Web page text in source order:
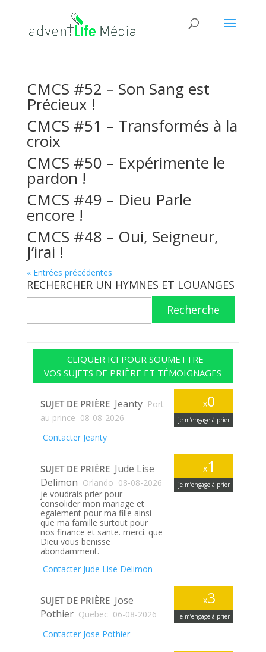
CMCS #52 – Son Sang est
Précieux !
CMCS #51 – Transformés à la
croix
CMCS #50 – Expérimente le
pardon !
CMCS #49 – Dieu Parle
encore !
CMCS #48 – Oui, Seigneur,
J’irai !
« Entrées précédentes
RECHERCHER UN HYMNES ET LOUANGES
Recherche
CLIQUER ICI POUR SOUMETTRE
VOS SUJETS DE PRIÈRE ET TÉMOIGNAGES
x0
je m’engage à prier
SUJET DE PRIÈRE Jeanty Port
au prince 08-08-2026
Contacter Jeanty
x1
je m’engage à prier
SUJET DE PRIÈRE Jude Lise
Delimon Orlando 08-08-2026
je voudrais prier pour
consolider mon mariage et
egalement pour ma fille ainsi
que ma famille surtout pour
nos finance et sante. merci. que
Dieu vous benisse
abondamment.
Contacter Jude Lise Delimon
x3
je m’engage à prier
SUJET DE PRIÈRE Jose
Pothier Quebec 06-08-2026
Contacter Jose Pothier